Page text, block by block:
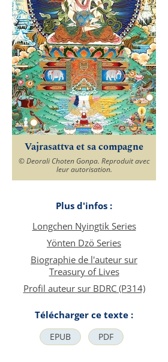
Vajrasattva et sa compagne
© Deorali Choten Gonpa. Reproduit avec
leur autorisation.
Plus d'infos :
Longchen Nyingtik Series
Yönten Dzö Series
Biographie de l'auteur sur
Treasury of Lives
Profil auteur sur BDRC (P314)
Télécharger ce texte :
EPUB PDF